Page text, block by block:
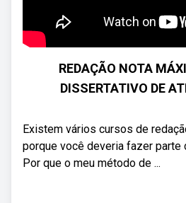
REDAÇÃO NOTA
DISSERTATIVO DE
Existem vários cursos de
porque você deveria fazer parte
Por que o meu método de ...